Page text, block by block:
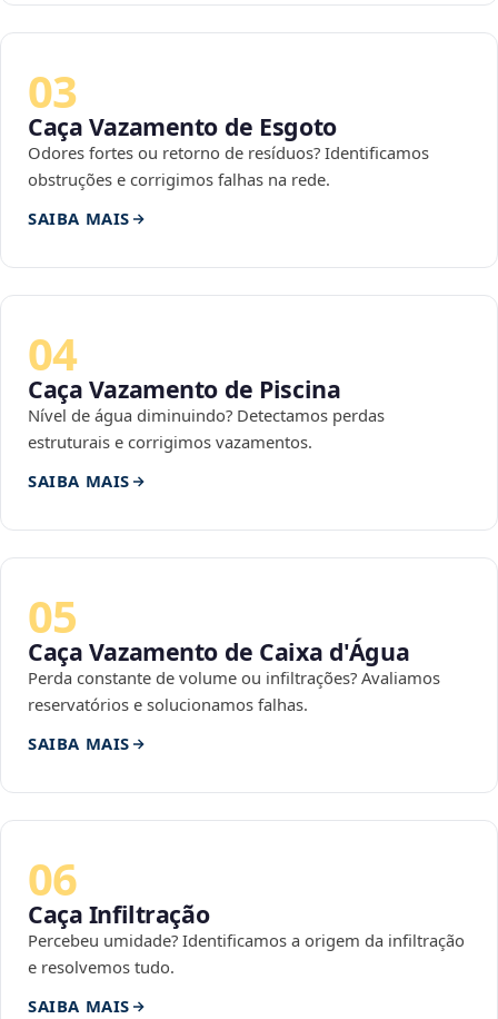
03
Caça Vazamento de Esgoto
Odores fortes ou retorno de resíduos? Identificamos
obstruções e corrigimos falhas na rede.
SAIBA MAIS
04
Caça Vazamento de Piscina
Nível de água diminuindo? Detectamos perdas
estruturais e corrigimos vazamentos.
SAIBA MAIS
05
Caça Vazamento de Caixa d'Água
Perda constante de volume ou infiltrações? Avaliamos
reservatórios e solucionamos falhas.
SAIBA MAIS
06
Caça Infiltração
Percebeu umidade? Identificamos a origem da infiltração
e resolvemos tudo.
SAIBA MAIS